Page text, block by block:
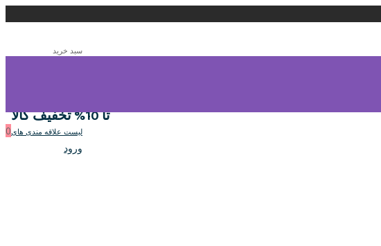
سبد خرید
لیست علاقه مندی های0
ورود
تا 10% تخفیف کالا